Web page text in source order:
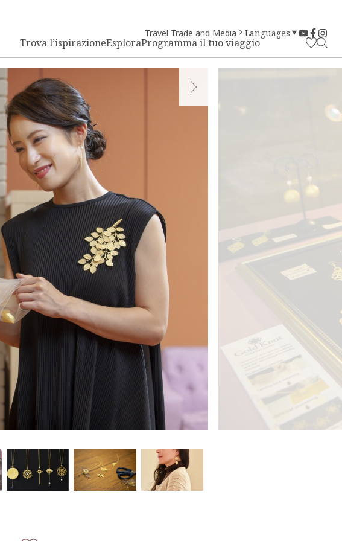
Trova l’ispirazioneEsploraProgramma il tuo viaggio
Travel Trade and Media Languages